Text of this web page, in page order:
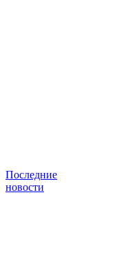
Последние
новости